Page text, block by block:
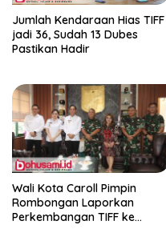
Jumlah Kendaraan Hias TIFF
jadi 36, Sudah 13 Dubes
Pastikan Hadir
Wali Kota Caroll Pimpin
Rombongan Laporkan
Perkembangan TIFF ke